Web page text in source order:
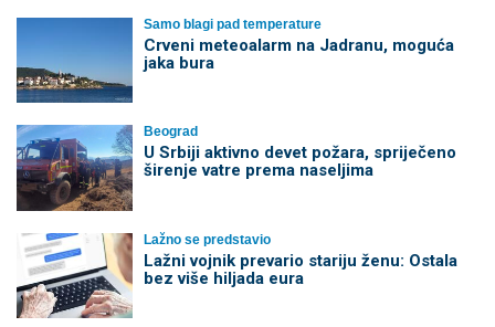
Samo blagi pad temperature
Crveni meteoalarm na Jadranu, moguća
jaka bura
Beograd
U Srbiji aktivno devet požara, spriječeno
širenje vatre prema naseljima
Lažno se predstavio
Lažni vojnik prevario stariju ženu: Ostala
bez više hiljada eura